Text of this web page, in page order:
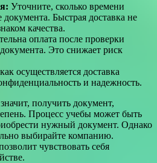
Уточните, сколько времени
документа. Быстрая доставка не
качества.
оплата после проверки
Это снижает риск
осуществляется доставка
и надежность.
получить документ,
Процесс учебы может быть
нужный документ. Однако
выбирайте компанию.
чувствовать себя